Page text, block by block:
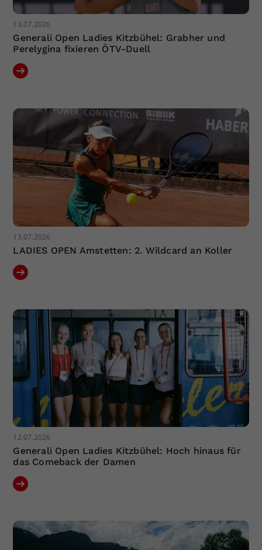
13.07.2026
Generali Open Ladies Kitzbühel: Grabher und
Perelygina fixieren ÖTV-Duell
13.07.2026
LADIES OPEN Amstetten: 2. Wildcard an Koller
12.07.2026
Generali Open Ladies Kitzbühel: Hoch hinaus für
das Comeback der Damen